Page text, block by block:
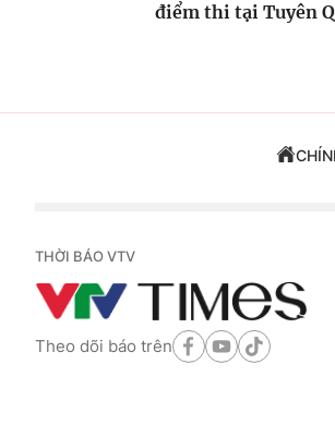
điểm thi tại Tuyên
THỜI BÁO VTV
Theo dõi báo trên